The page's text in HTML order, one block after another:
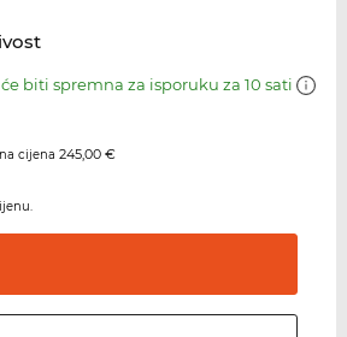
biti spremna za isporuku za 10 sati
cijena 245,00 €